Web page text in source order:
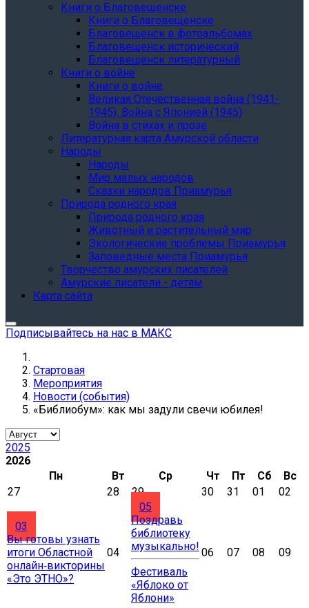
Книги о Благовещенске
Книги о Благовещенске
Благовещенск в фотоальбомах
Благовещенск исторический
Благовещенск литературный
Книги о войне
Книги о войне
Великая Отечественная война (1941-
1945). Война с Японией (1945)
Война в стихах и прозе
Литературная карта Амурской области
Народы
Народы
Мир малых народов
Сказки народов Приамурья
Природа родного края
Природа родного края
Животный и растительный мир
Экологические проблемы Приамурья
Заповедные места Приамурья
Творчество амурских писателей
Амурские писатели - детям
Карта сайта
Подписывайтесь на нас в МАКС
Стартовая
Мероприятия
Новости (события)
«Библиобум»: как мы задули свечи юбилея!
2025
2026
Пн
Вт Ср Чт Пт Сб
Вс
27
28 29 30 31 01 02
03
Вы готовы узнать
итоги Областной
онлайн‑викторины
«Это ЭТНО»?
04
05
Поздравь
библиотеку
музыкально!
Фестиваль
«Яблоко от
Яблони»
06 07 08 09